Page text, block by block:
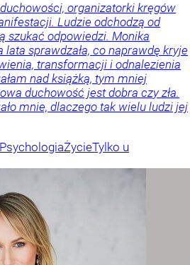
organizatorki kręgów
Ludzie odchodzą od
szukać odpowiedzi. Monika
lata sprawdzała, co naprawdę kryje
transformacji i odnalezienia
nad książką, tym mniej
duchowość jest dobra czy zła.
mnie, dlaczego tak wielu ludzi jej
PsychologiaŻycieTylko u